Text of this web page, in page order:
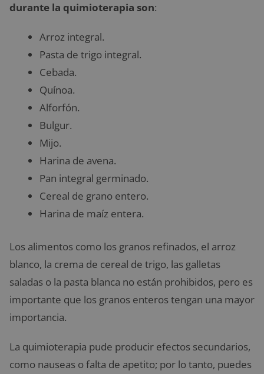
durante la quimioterapia son:
Arroz integral.
Pasta de trigo integral.
Cebada.
Quínoa.
Alforfón.
Bulgur.
Mijo.
Harina de avena.
Pan integral germinado.
Cereal de grano entero.
Harina de maíz entera.
Los alimentos como los granos refinados, el arroz
blanco, la crema de cereal de trigo, las galletas
saladas o la pasta blanca no están prohibidos, pero es
importante que los granos enteros tengan una mayor
importancia.
La quimioterapia pude producir efectos secundarios,
como nauseas o falta de apetito; por lo tanto, puedes